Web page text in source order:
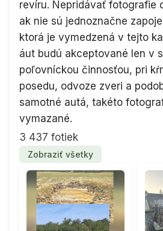
revíru. Nepridávať fotografie
ak nie sú jednoznačne
ktorá je vymedzená v tejto
áut budú akceptované len v
poľovníckou činnosťou, pri
posedu, odvoze zveri a
samotné autá, takéto
vymazané.
3 437 fotiek
Zobraziť všetky